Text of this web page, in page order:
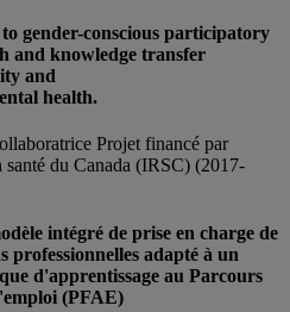
gender-conscious participatory
and knowledge transfer
and
health.
Projet financé par
santé du Canada (IRSC) (2017-
intégré de prise en charge de
professionnelles adapté à un
d'apprentissage au Parcours
(PFAE)